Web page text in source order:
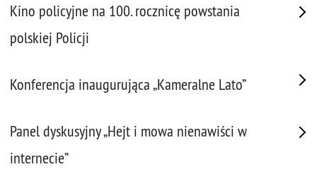
Kino policyjne na 100. rocznicę powstania
polskiej Policji
Konferencja inaugurująca „Kameralne Lato”
Panel dyskusyjny „Hejt i mowa nienawiści w
internecie”